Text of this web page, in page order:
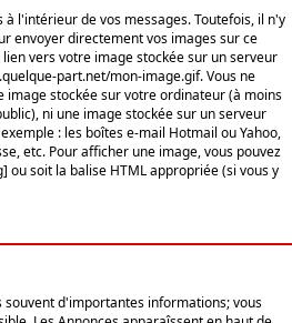
l'intérieur de vos messages. Toutefois, il n'y
envoyer directement vos images sur ce
vers votre image stockée sur un serveur
part.net/mon-image.gif. Vous ne
image stockée sur votre ordinateur (à moins
ni une image stockée sur un serveur
: les boîtes e-mail Hotmail ou Yahoo,
etc. Pour afficher une image, vous pouvez
ou soit la balise HTML appropriée (si vous y
souvent d'importantes informations; vous